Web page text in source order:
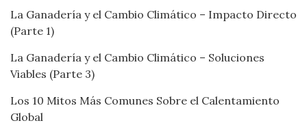
La Ganadería y el Cambio Climático – Impacto Directo
(Parte 1)
La Ganadería y el Cambio Climático – Soluciones
Viables (Parte 3)
Los 10 Mitos Más Comunes Sobre el Calentamiento
Global